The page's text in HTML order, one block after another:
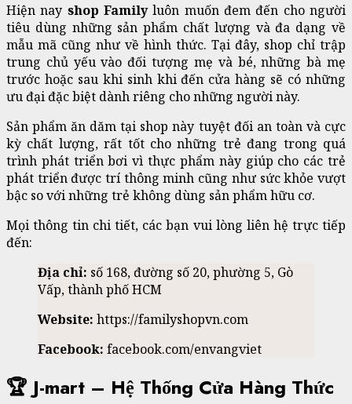
Hiện nay shop Familyluôn muốn đem đến cho người
tiêu dùng những sản phẩm chất lượng và đa dạng về
mẫu mã cũng như về hình thức. Tại đây, shop chỉ trập
trung chủ yếu vào đối tượng mẹ và bé, những bà mẹ
trước hoặc sau khi sinh khi đến cửa hàng sẽ có những
ưu đại đặc biệt dành riêng cho những người này.
Sản phẩm ăn dăm tại shop này tuyệt đối an toàn và cực
kỳ chất lượng, rất tốt cho những trẻ đang trong quá
trình phát triển bơi vì thực phẩm này giúp cho các trẻ
phát triển được trí thông minh cũng như sức khỏe vượt
bậc so với những trẻ không dùng sản phẩm hữu cơ.
Mọi thông tin chi tiết, các bạn vui lòng liên hệ trực tiếp
đến:
Địa chỉ: số 168, đường số 20, phường 5, Gò
Vấp, thành phố HCM
Website: https://familyshopvn.com
Facebook: facebook.com/envangviet
🏆 J-mart – Hệ Thống Cửa Hàng Thức